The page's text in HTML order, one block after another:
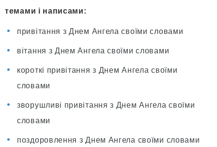
темами і написами:
привітання з Днем Ангела своїми словами
вітання з Днем Ангела своїми словами
короткі привітання з Днем Ангела своїми
словами
зворушливі привітання з Днем Ангела своїми
словами
поздоровлення з Днем Ангела своїми словами